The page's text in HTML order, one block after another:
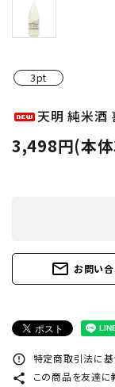
新入荷情報
お知らせ
ガイドライン
0242-
schedule 営業時間 -
3pt
天明 純米酒
3,498円(本
mail_outline お問い
error_outline 特定商取引法に
share この商品を友達に